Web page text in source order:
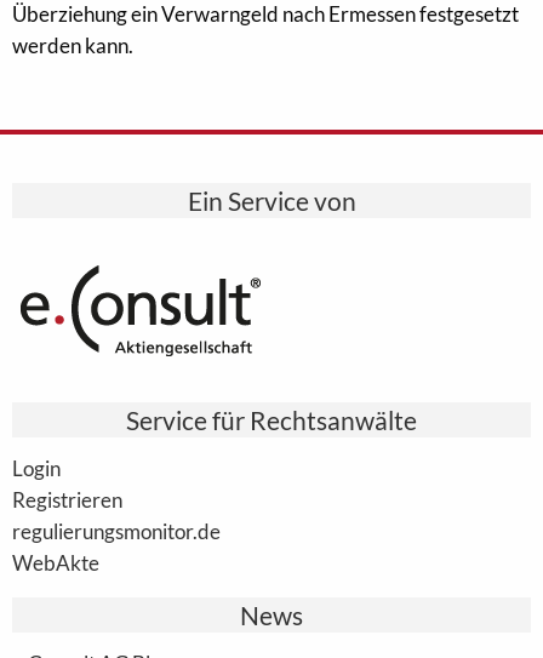
Überziehung ein Verwarngeld nach Ermessen festgesetzt
werden kann.
Ein Service von
Service für Rechtsanwälte
Login
Registrieren
regulierungsmonitor.de
WebAkte
News